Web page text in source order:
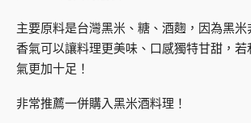
主要原料是台灣黑米、糖、酒麴，因為黑
香氣可以讓料理更美味、口感獨特甘甜，
氣更加十足！
非常推薦一併購入黑米酒料理！